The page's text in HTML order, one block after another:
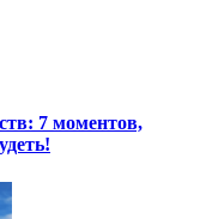
7 моментов,